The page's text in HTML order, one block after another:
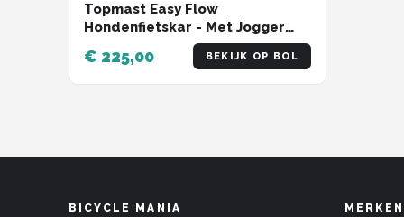
Topmast Easy Flow
Hondenfietskar - Met Jogger
Functie - Opvouwbaar - Zwart -
Large
€ 225,00 BEKIJK OP BOL
BICYCLE MANIA MERKEN